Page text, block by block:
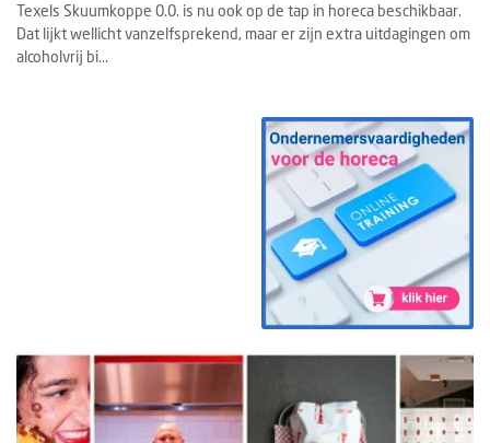
Texels Skuumkoppe 0.0. is nu ook op de tap in horeca beschikbaar.
Dat lijkt wellicht vanzelfsprekend, maar er zijn extra uitdagingen om
alcoholvrij bi...